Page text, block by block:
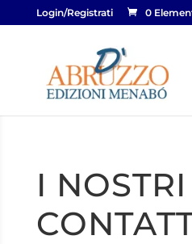
Login/Registrati 0
I NOSTRI